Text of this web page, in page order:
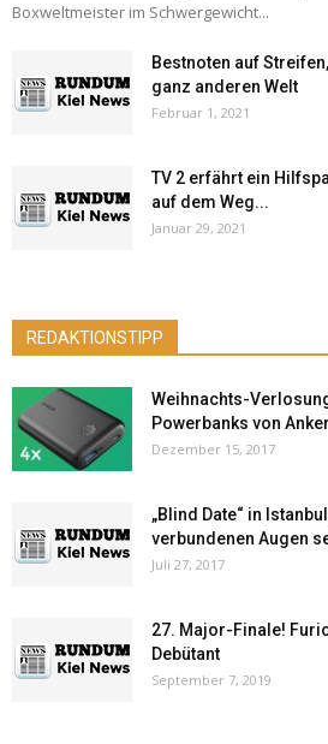
Boxweltmeister im Schwergewicht...
Bestnoten auf
ganz anderen Welt
Februar 1, 2021
TV 2 erfährt ein
auf dem Weg...
Januar 29, 2021
REDAKTIONSTIPP
Weihnachts-
Powerbanks von Anker
Dezember 15, 2017
„Blind Date“ in
verbundenen Augen
Juli 27, 2017
27. Major-Finale!
Debütant
September 7, 2019